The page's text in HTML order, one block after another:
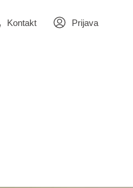
Kontakt Prijava